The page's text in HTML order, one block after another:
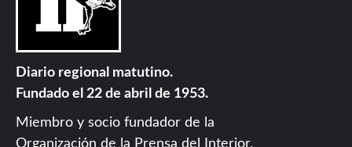
Diario regional matutino.
Fundado el 22 de abril de 1953.
Miembro y socio fundador de la
Organización de la Prensa del Interior.